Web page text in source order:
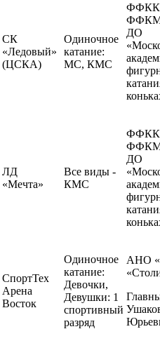
СК
«Ледовый»
(ЦСКА)
Одиночное
катание:
МС, КМС
ДО
ЛД
«Мечта»
Все виды -
КМС
ДО
СпортТех
Арена
Восток
Одиночное
катание:
Девочки,
Девушки: 1
спортивный
разряд
АНО